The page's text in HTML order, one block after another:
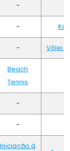
-
-
- Vôlei
Beach
Tennis
-
-
Iniciação à